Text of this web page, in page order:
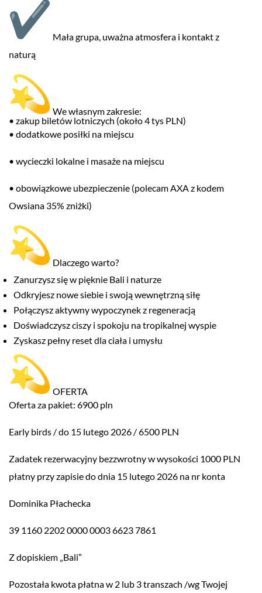
Mała grupa, uważna atmosfera i kontakt z
naturą
We własnym zakresie:
• zakup biletów lotniczych (około 4 tys PLN)
• dodatkowe posiłki na miejscu
• wycieczki lokalne i masaże na miejscu
• obowiązkowe ubezpieczenie (polecam AXA z kodem
Owsiana 35% zniżki)
Dlaczego warto?
Zanurzysz się w pięknie Bali i naturze
Odkryjesz nowe siebie i swoją wewnętrzną siłę
Połączysz aktywny wypoczynek z regeneracją
Doświadczysz ciszy i spokoju na tropikalnej wyspie
Zyskasz pełny reset dla ciała i umysłu
OFERTA
Oferta za pakiet: 6900 pln
Early birds / do 15 lutego 2026 / 6500 PLN
Zadatek rezerwacyjny bezzwrotny w wysokości 1000 PLN
płatny przy zapisie do dnia 15 lutego 2026 na nr konta
Dominika Płachecka
39 1160 2202 0000 0003 6623 7861
Z dopiskiem „Bali”
Pozostała kwota płatna w 2 lub 3 transzach /wg Twojej